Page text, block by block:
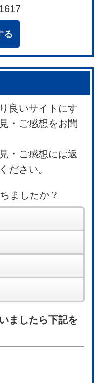
る
良いサイトにす
・ご感想をお聞
・ご感想には返
ださい。
ましたか？
ましたら下記を